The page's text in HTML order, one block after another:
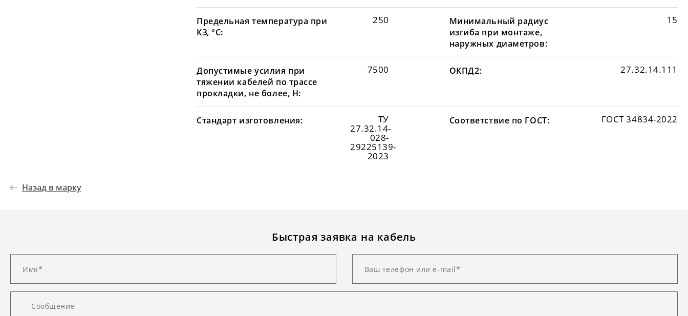
Предельная температура при
КЗ, °С:
250
Минимальный радиус
изгиба при монтаже,
наружных диаметров:
15
Допустимые усилия при
тяжении кабелей по трассе
прокладки, не более, Н:
7500 ОКПД2: 27.32.14.111
Стандарт изготовления: ТУ
27.32.14-
028-
29225139-
2023
Соответствие по ГОСТ: ГОСТ 34834-2022
Назад в марку
Быстрая заявка на кабель